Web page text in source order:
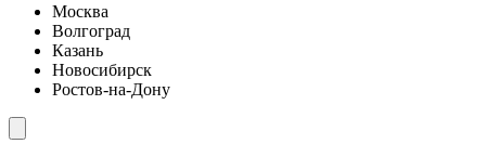
Москва
Волгоград
Казань
Новосибирск
Ростов-на-Дону